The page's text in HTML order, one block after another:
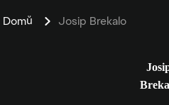
Domů Josip Brekalo